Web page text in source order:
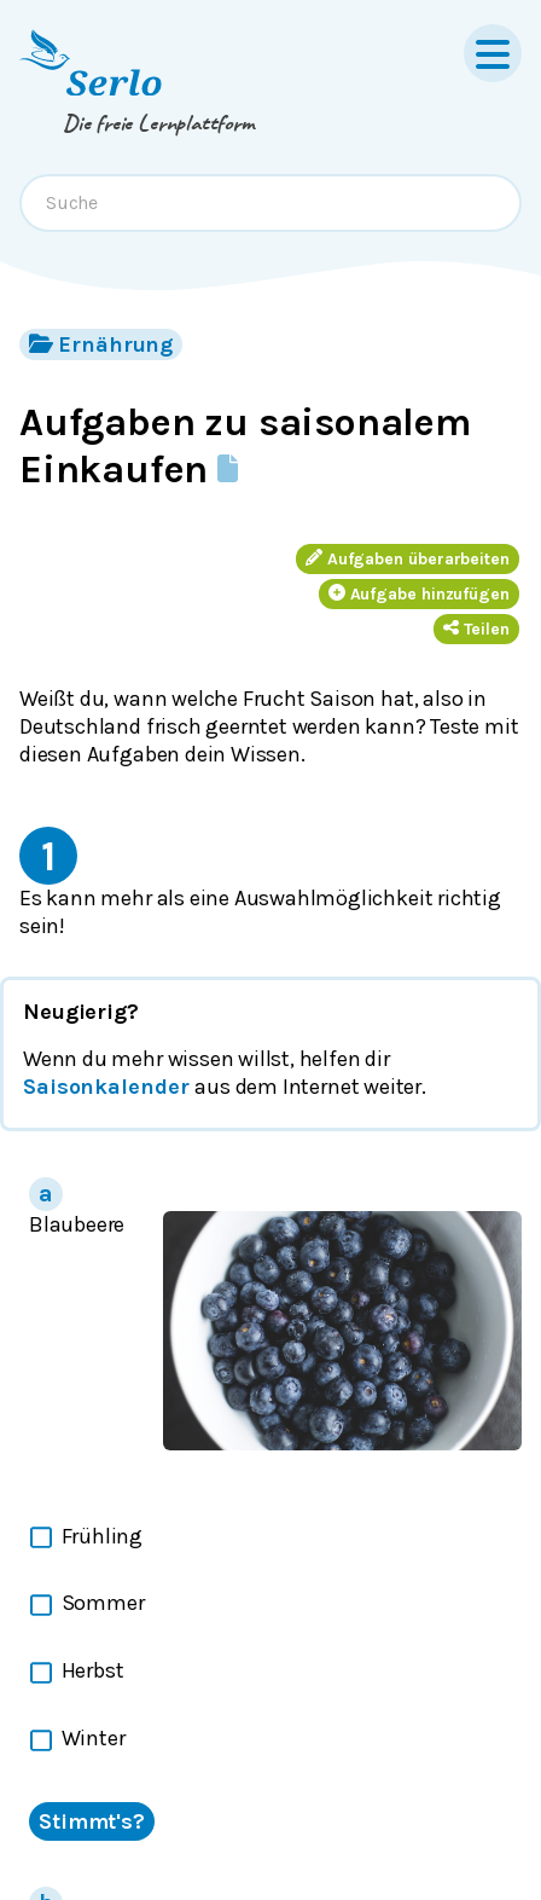
Springe zum
Die freie Lernplattform
Ernährung
Aufgaben zu saisonalem
Einkaufen
Aufgaben überarbeiten
Aufgabe hinzufügen
Teilen
Weißt du, wann welche Frucht Saison hat, also in
Deutschland frisch geerntet werden kann? Teste mit
diesen Aufgaben dein Wissen.
1
Es kann mehr als eine Auswahlmöglichkeit richtig
sein!
Neugierig?
Wenn du mehr wissen willst, helfen dir
Saisonkalender aus dem Internet weiter.
Blaubeere
Frühling
Sommer
Herbst
Winter
Stimmt's?